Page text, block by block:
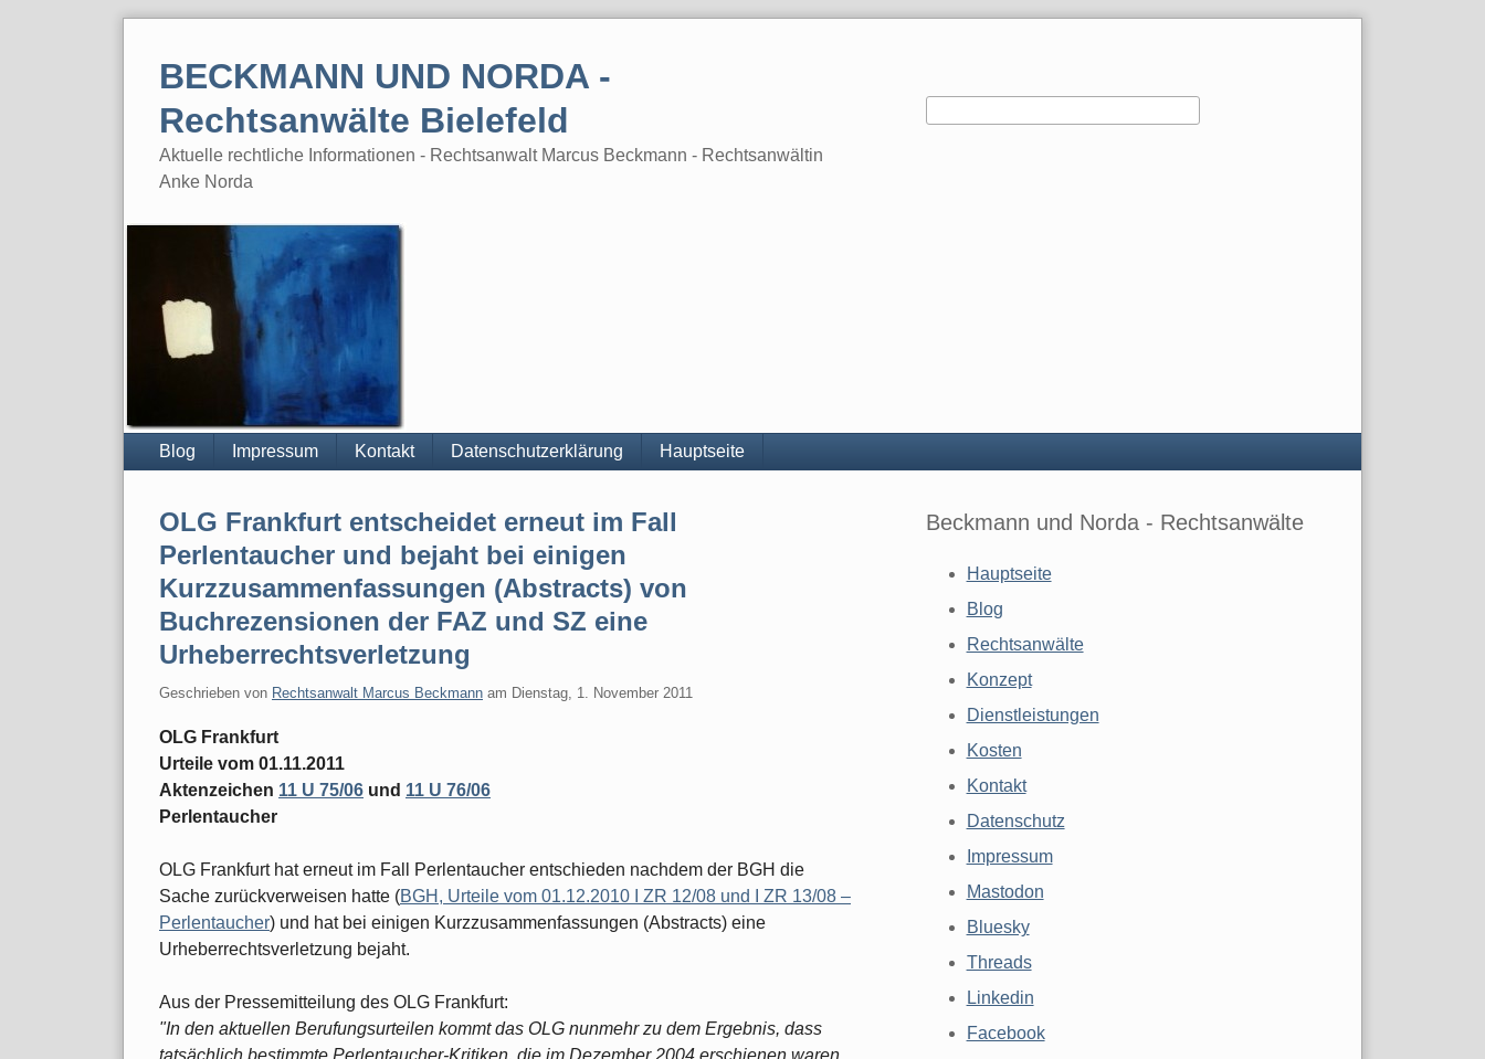
BECKMANN UND NORDA -
Rechtsanwälte Bielefeld
Aktuelle rechtliche Informationen - Rechtsanwalt Marcus Beckmann - Rechtsanwältin
Anke Norda
Blog Impressum Kontakt Datenschutzerklärung Hauptseite
OLG Frankfurt entscheidet erneut im Fall
Perlentaucher und bejaht bei einigen
Kurzzusammenfassungen (Abstracts) von
Buchrezensionen der FAZ und SZ eine
Urheberrechtsverletzung
Geschrieben von Rechtsanwalt Marcus Beckmann am Dienstag, 1. November 2011
OLG Frankfurt
Urteile vom 01.11.2011
Aktenzeichen 11 U 75/06 und 11 U 76/06
Perlentaucher
OLG Frankfurt hat erneut im Fall Perlentaucher entschieden nachdem der BGH die
Sache zurückverweisen hatte (BGH, Urteile vom 01.12.2010 I ZR 12/08 und I ZR 13/08 –
Perlentaucher) und hat bei einigen Kurzzusammenfassungen (Abstracts) eine
Urheberrechtsverletzung bejaht.
Aus der Pressemitteilung des OLG Frankfurt:
"In den aktuellen Berufungsurteilen kommt das OLG nunmehr zu dem Ergebnis, dass
tatsächlich bestimmte Perlentaucher-Kritiken, die im Dezember 2004 erschienen waren
Beckmann und Norda - Rechtsanwälte
Hauptseite
Blog
Rechtsanwälte
Konzept
Dienstleistungen
Kosten
Kontakt
Datenschutz
Impressum
Mastodon
Bluesky
Threads
Linkedin
Facebook